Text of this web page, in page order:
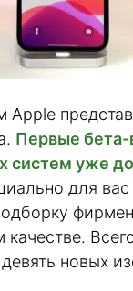
Apple
Первые бета-
систем уже
для
новых